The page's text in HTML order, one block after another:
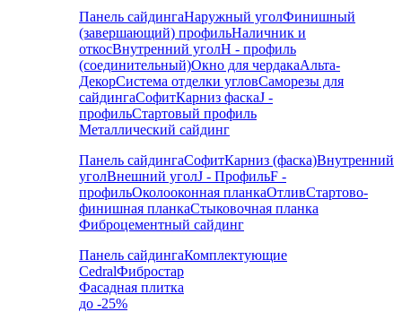
Панель сайдингаНаружный уголФинишный
(завершающий) профильНаличник и
откосВнутренний уголH - профиль
(соединительный)Окно для чердакаАльта-
ДекорСистема отделки угловСаморезы для
сайдингаСофитКарниз фаскаJ -
профильСтартовый профиль
Металлический сайдинг
Панель сайдингаСофитКарниз (фаска)Внутренний
уголВнешний уголJ - ПрофильF -
профильОколооконная планкаОтливСтартово-
финишная планкаСтыковочная планка
Фиброцементный сайдинг
Панель сайдингаКомплектующие
CedralФибростар
Фасадная плитка
до -25%